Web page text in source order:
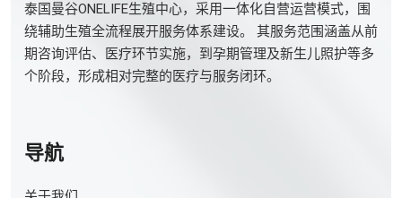
泰国曼谷ONELIFE生殖中心，采用一体化自营运营模式，围
绕辅助生殖全流程展开服务体系建设。 其服务范围涵盖从前
期咨询评估、医疗环节实施，到孕期管理及新生儿照护等多
个阶段，形成相对完整的医疗与服务闭环。
导航